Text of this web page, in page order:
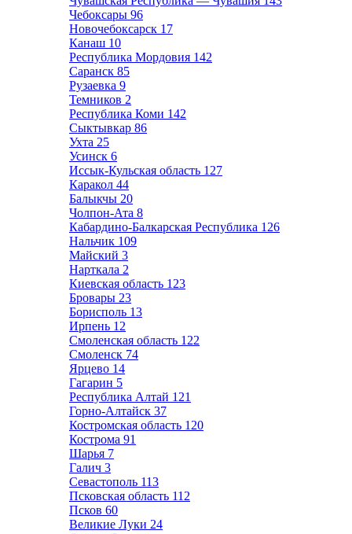
Чебоксары 96
Новочебоксарск 17
Канаш 10
Республика Мордовия 142
Саранск 85
Рузаевка 9
Темников 2
Республика Коми 142
Сыктывкар 86
Ухта 25
Усинск 6
Иссык-Кульская область 127
Каракол 44
Балыкчы 20
Чолпон-Ата 8
Кабардино-Балкарская Республика 126
Нальчик 109
Майский 3
Нарткала 2
Киевская область 123
Бровары 23
Борисполь 13
Ирпень 12
Смоленская область 122
Смоленск 74
Ярцево 14
Гагарин 5
Республика Алтай 121
Горно-Алтайск 37
Костромская область 120
Кострома 91
Шарья 7
Галич 3
Севастополь 113
Псковская область 112
Псков 60
Великие Луки 24